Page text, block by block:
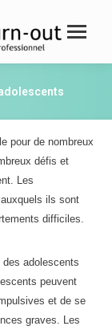
pour de nombreux
défis et
Les
ils sont
difficiles.
des adolescents
peuvent
et de se
graves. Les